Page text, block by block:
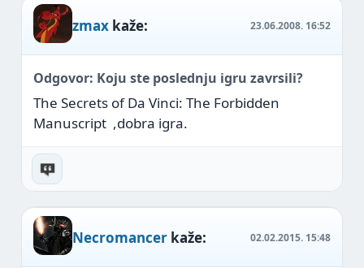
zmax kaže: 23.06.2008. 16:52
Odgovor: Koju ste poslednju igru zavrsili?
The Secrets of Da Vinci: The Forbidden
Manuscript ,dobra igra.
Necromancer kaže: 02.02.2015. 15:48